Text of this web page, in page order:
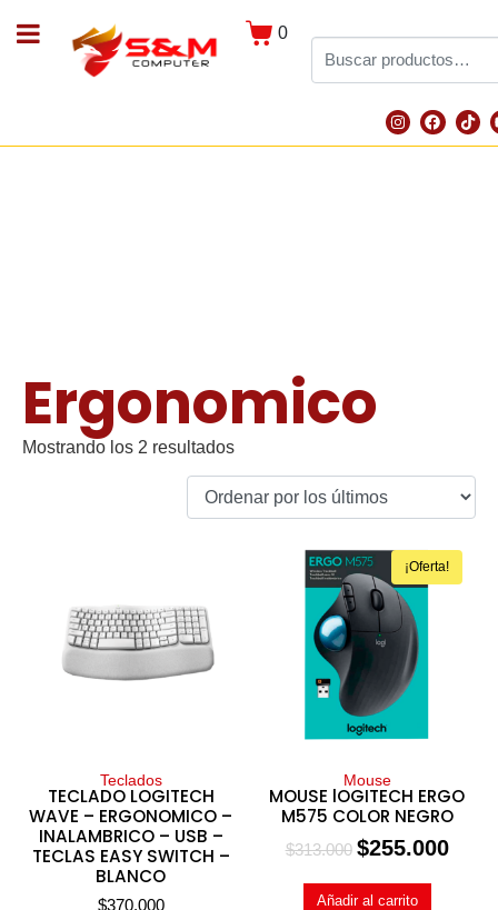
0
Ergonomico
Mostrando los 2 resultados
Teclados
TECLADO LOGITECH
WAVE – ERGONOMICO –
INALAMBRICO – USB –
TECLAS EASY SWITCH –
BLANCO
$370.000
¡Oferta!
Mouse
MOUSE lOGITECH ERGO
M575 COLOR NEGRO
$313.000 $255.000
Añadir al carrito